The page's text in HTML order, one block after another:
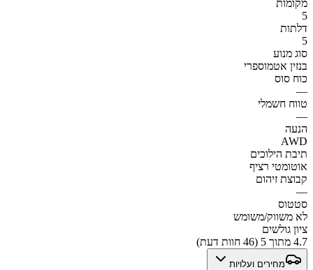
מקומות
5
דלתות
5
סוג מנוע
בנזין אטמוספרי
כוח סוס
—
טווח חשמלי
—
הנעה
AWD
תיבת הילוכים
אוטומטי רציף
קבוצת זיהום
—
סטטוס
לא משווק/משומש
ציון גולשים
4.7 מתוך 5 (46 חוות דעת)
מחירים ועלויות